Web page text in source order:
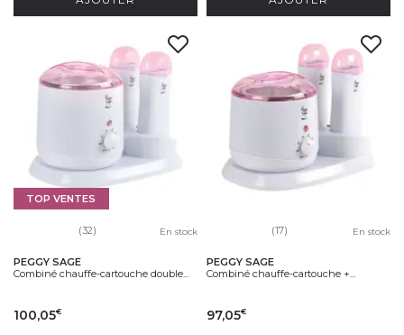
TOP VENTES
(32) En stock
PEGGY SAGE
Combiné chauffe-cartouche double...
100,05€
(17) En stock
PEGGY SAGE
Combiné chauffe-cartouche +...
97,05€